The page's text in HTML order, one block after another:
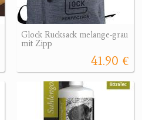
Glock Rucksack melange-grau
mit Zipp
41.90 €